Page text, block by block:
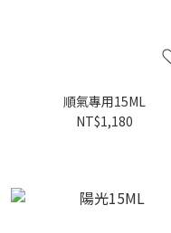
順氣專用15ML
NT$1,180